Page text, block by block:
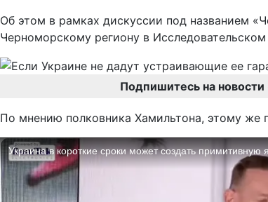
Об этом в рамках дискуссии под названием
Черноморскому региону в
Подпишитесь на
По мнению полковника Хамильтона, этому же